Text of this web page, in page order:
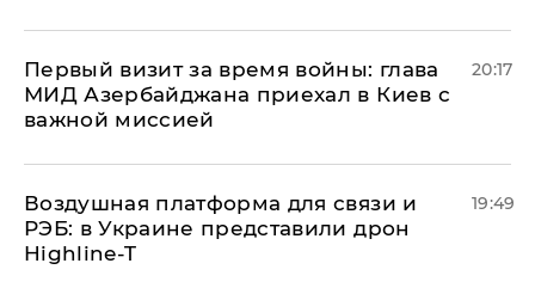
Первый визит за время войны: глава
МИД Азербайджана приехал в Киев с
важной миссией
20:17
Воздушная платформа для связи и
РЭБ: в Украине представили дрон
Highline-T
19:49